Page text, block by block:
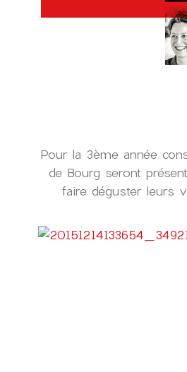
Pour la 3ème année
de Bourg seront
faire déguster leurs